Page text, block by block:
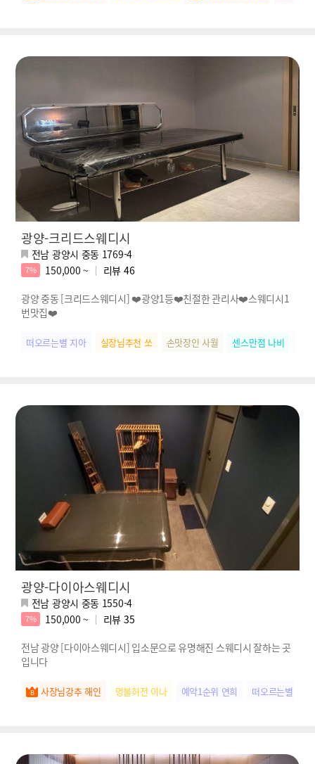
광양-크리드스웨디시
전남 광양시 중동 1769-4
7% 150,000 ~ 리뷰 46
광양 중동 [크리드스웨디시] ❤️광양1등❤️친절한 관리사❤️스웨디시1
번맛집❤️
떠오르는별 지아 실장님추천 쏘 손맛장인 사월 센스만점 나비
광양-다이아스웨디시
전남 광양시 중동 1550-4
7% 150,000 ~ 리뷰 35
전남 광양 [다이아스웨디시] 입소문으로 유명해진 스웨디시 잘하는 곳
입니다
사장님강추 해인 명불허전 이나 예약1순위 연희 떠오르는별 민아